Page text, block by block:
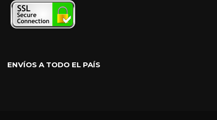
ENVÍOS A TODO EL PAÍS